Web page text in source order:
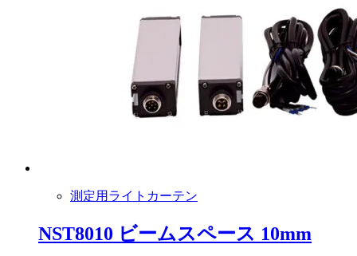
測定用ライトカーテン
NST8010 ビームスペース 10mm